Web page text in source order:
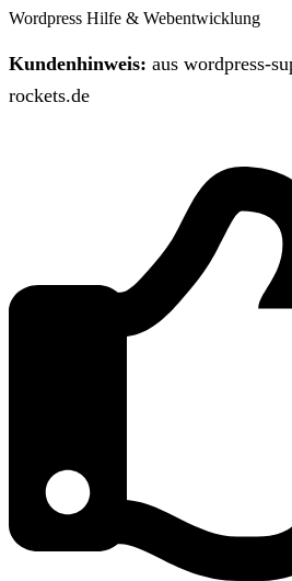
Wordpress Hilfe & Webentwicklung
Kundenhinweis: aus wordpress-
rockets.de